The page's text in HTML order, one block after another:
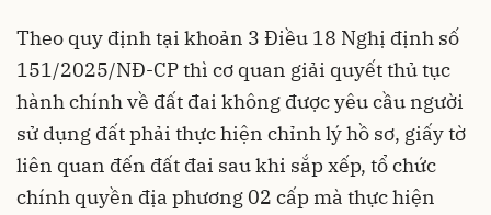
Theo quy định tại khoản 3 Điều 18 Nghị định số
151/2025/NĐ-CPthì cơ quan giải quyết thủ tục
hành chính về đất đai không được yêu cầu người
sử dụng đất phải thực hiện chỉnh lý hồ sơ, giấy tờ
liên quan đến đất đai sau khi sắp xếp, tổ chức
chính quyền địa phương 02 cấp mà thực hiện